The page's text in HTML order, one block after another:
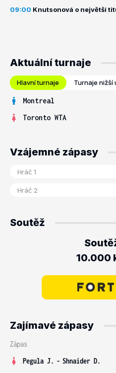
09:00 Knutsonová o největší
Aktuální turnaje
Hlavní turnaje Turnaje nižší
Montreal
Toronto WTA
Vzájemné zápasy
Soutěž
10.000
Zajímavé zápasy
Zápas
Pegula J. - Shnaider D.